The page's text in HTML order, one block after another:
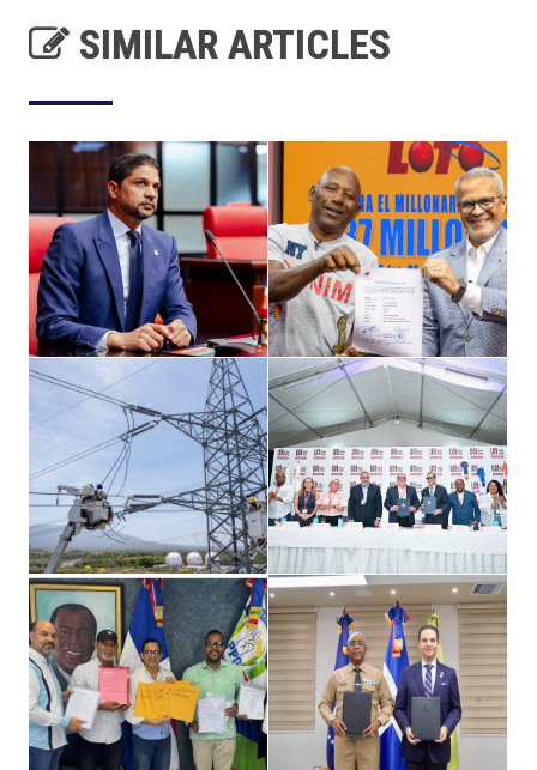
SIMILAR ARTICLES